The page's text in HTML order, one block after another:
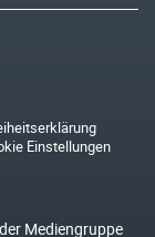
Einstellungen
Mediengruppe